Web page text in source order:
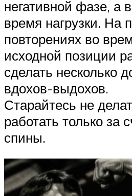
негативной фазе, а
время нагрузки. На
повторениях во
исходной позиции
сделать несколько
вдохов-выдохов.
Старайтесь не
работать только за
спины.